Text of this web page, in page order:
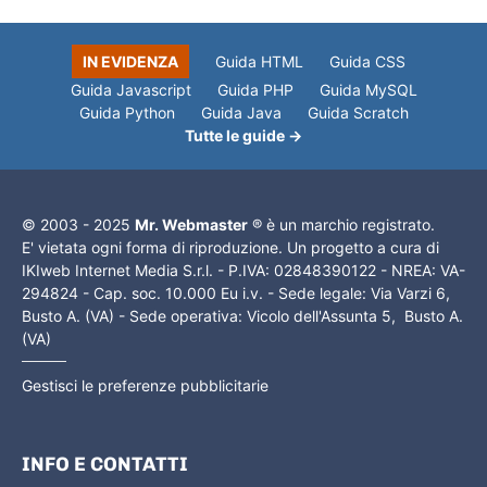
IN EVIDENZA Guida HTML
Guida CSS
Guida Javascript
Guida PHP
Guida MySQL
Guida Python
Guida Java
Guida Scratch
Tutte le guide →
© 2003 - 2025 Mr. Webmaster ® è un marchio registrato.
E' vietata ogni forma di riproduzione. Un progetto a cura di
IKIweb Internet Media S.r.l. - P.IVA: 02848390122 - NREA: VA-
294824 - Cap. soc. 10.000 Eu i.v. - Sede legale: Via Varzi 6,
Busto A. (VA) - Sede operativa: Vicolo dell'Assunta 5, Busto A.
(VA)
Gestisci le preferenze pubblicitarie
INFO E CONTATTI